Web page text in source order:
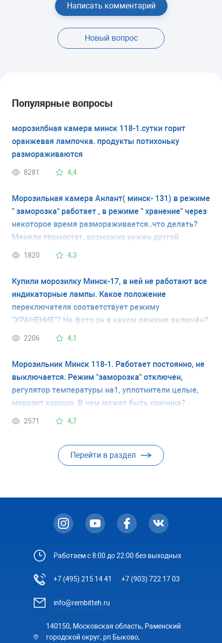
Написать комментарий
Новый вопрос
Популярные вопросы
морозилбная камера минск 118-1.сутки горит
оранжевая лампочка. продукты потихоньку
размораживаются
8281 4,4
Морозильная камера Анлант( минск- 131) в режиме
" заморозка" работает , в режиме " хранение" через
некоторое время размораживается..что делать?
Меняли термостат..возможно нужен другой
термостат? Укажите его название.. спасибо!!!
1820 4,3
Купили морозилку Минск-17, в ней не работают все
индикаторные лампы. Какое положение
переключателя соответствует режиму
"ХРАНЕНИЕ"? На фото он в каком режиме включён?
2206 4,1
Морозильник Минск 118-1. Работает постоянно, не
выключается. Режим "заморозка" отключен,
регулятор температуры на1, уплотнители целые,
морозит хорошо. В чем может быть причина?
2571 4,7
Перейти в раздел
Работаем с 8:00 до 22:00 без выходных
+7 (495) 215 14 41 +7 (903) 722 17 03
info@rembitteh.ru
140150, Московская область, Раменский
городской округ, рп Быково,